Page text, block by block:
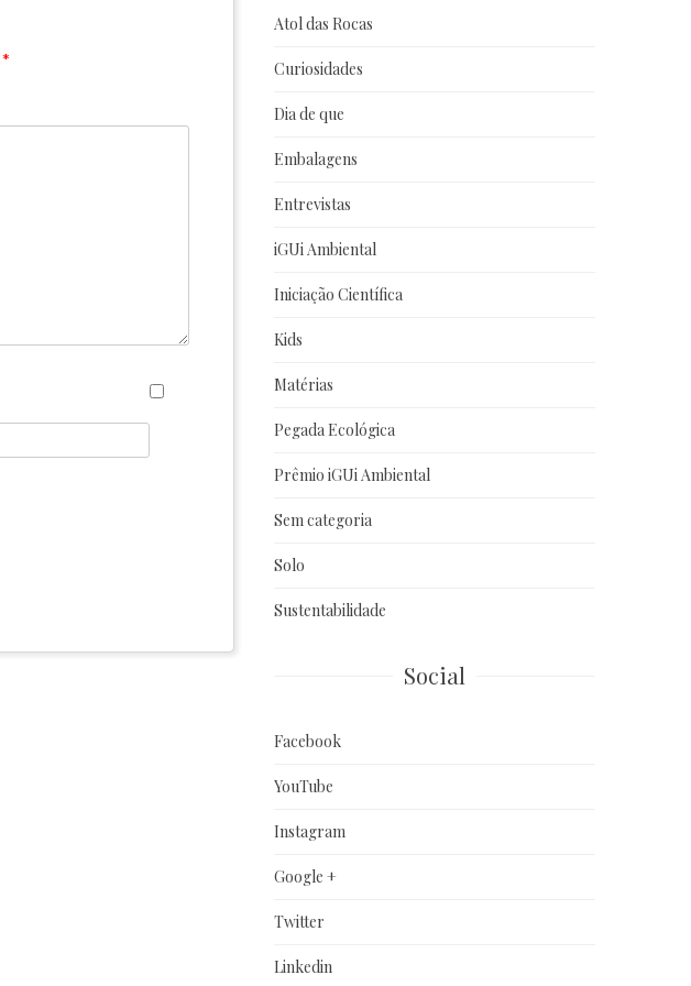
*
Atol das Rocas
Curiosidades
Dia de que
Embalagens
Entrevistas
iGUi Ambiental
Iniciação Científica
Kids
Matérias
Pegada Ecológica
Prêmio iGUi Ambiental
Sem categoria
Solo
Sustentabilidade
Social
Facebook
YouTube
Instagram
Google +
Twitter
Linkedin